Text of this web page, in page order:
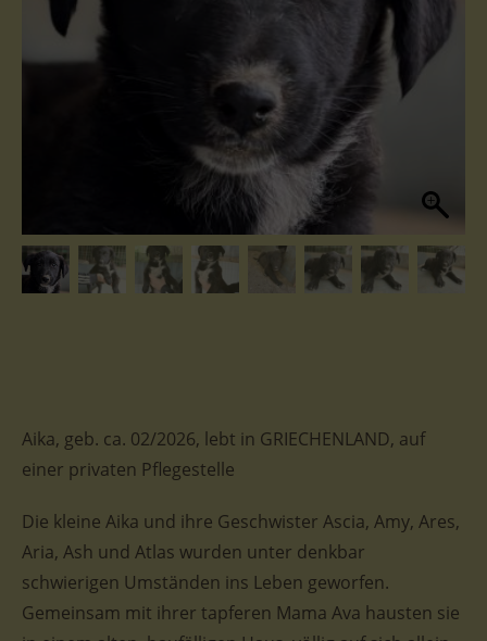
Aika, geb. ca. 02/2026, lebt in GRIECHENLAND, auf
einer privaten Pflegestelle
Die kleine Aika und ihre Geschwister Ascia, Amy, Ares,
Aria, Ash und Atlas wurden unter denkbar
schwierigen Umständen ins Leben geworfen.
Gemeinsam mit ihrer tapferen Mama Ava hausten sie